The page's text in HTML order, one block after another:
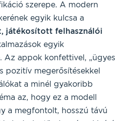
szerepe. A modern
egyik kulcsa a
játékosított felhasználói
egyik
Az appok konfettivel, „ügyes
pozitív megerősítésekkel
a minél gyakoribb
az, hogy ez a modell
a megfontolt, hosszú távú